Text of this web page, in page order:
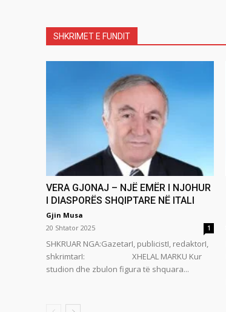
SHKRIMET E FUNDIT
VERA GJONAJ – NJË EMËR I NJOHUR
I DIASPORËS SHQIPTARE NË ITALI
Gjin Musa
20 Shtator 2025
1
SHKRUAR NGA:GazetarI, publicistI, redaktorI,
shkrimtarI: XHELAL MARKU Kur
studion dhe zbulon figura të shquara...